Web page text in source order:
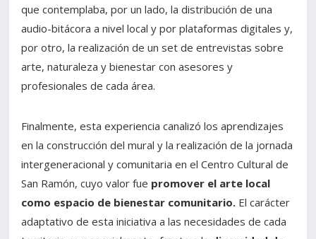
que contemplaba, por un lado, la distribución de una
audio-bitácora a nivel local y por plataformas digitales y,
por otro, la realización de un set de entrevistas sobre
arte, naturaleza y bienestar con asesores y
profesionales de cada área.
Finalmente, esta experiencia canalizó los aprendizajes
en la construcción del mural y la realización de la jornada
intergeneracional y comunitaria en el Centro Cultural de
San Ramón, cuyo valor fue promover el arte local
como espacio de bienestar comunitario. El carácter
adaptativo de esta iniciativa a las necesidades de cada